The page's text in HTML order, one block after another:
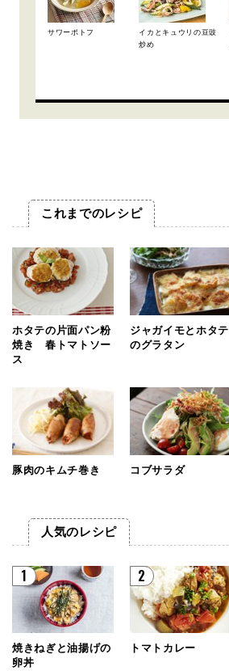
サワーポトフ
イカとキュウリの豆豉
炒め
これまでのレシピ
ホタテの片面パン粉
焼き 春トマトソー
ス
ジャガイモとホタテ
のグラタン
豚肉のキムチ巻き コブサラダ
人気のレシピ
1
焼きねぎと油揚げの
卵丼
2
トマトカレー